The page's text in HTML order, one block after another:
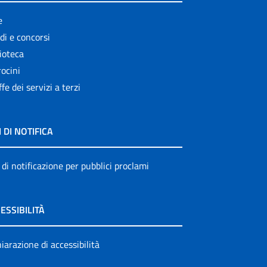
e concorsi
dei servizi a terzi
DI NOTIFICA
notificazione per pubblici proclami
di accessibilità